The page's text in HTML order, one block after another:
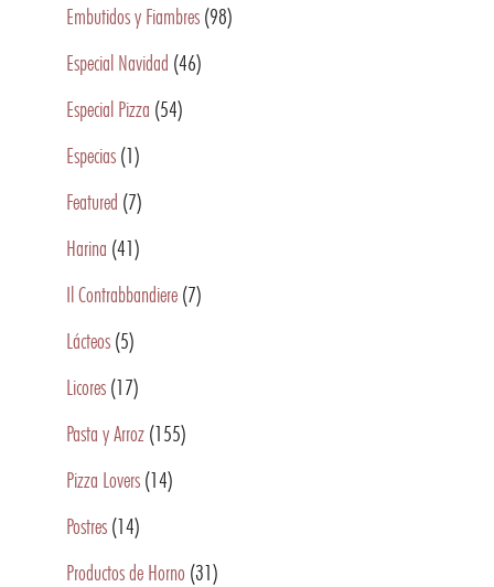
Embutidos y Fiambres (98)
Especial Navidad (46)
Especial Pizza (54)
Especias (1)
Featured (7)
Harina (41)
Il Contrabbandiere (7)
Lácteos (5)
Licores (17)
Pasta y Arroz (155)
Pizza Lovers (14)
Postres (14)
Productos de Horno (31)